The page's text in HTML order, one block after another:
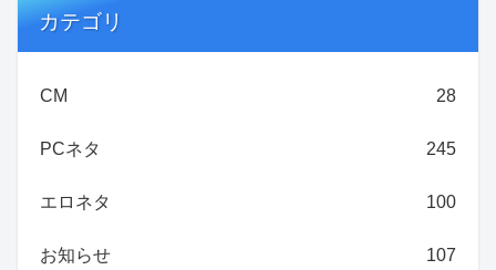
カテゴリ
CM 28
PCネタ 245
エロネタ 100
お知らせ 107